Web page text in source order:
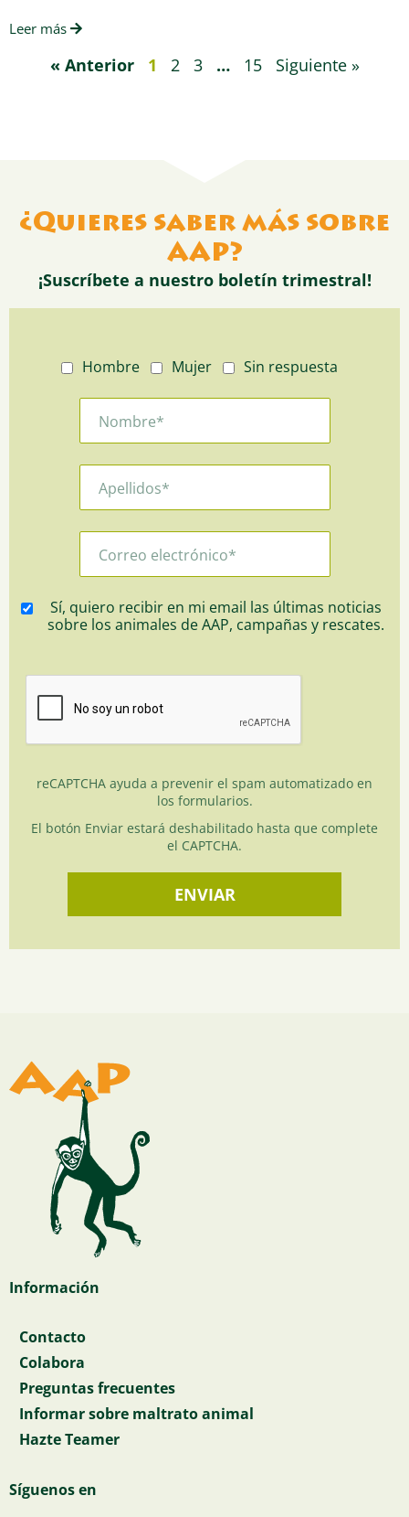
Leer más
« Anterior 1 2 3 … 15 Siguiente »
¿Quieres saber más sobre
AAP?
¡Suscríbete a nuestro boletín trimestral!
Hombre Mujer Sin respuesta
Sí, quiero recibir en mi email las últimas noticias
sobre los animales de AAP, campañas y rescates.
reCAPTCHA ayuda a prevenir el spam automatizado en
los formularios.
El botón Enviar estará deshabilitado hasta que complete
el CAPTCHA.
Información
Contacto
Colabora
Preguntas frecuentes
Informar sobre maltrato animal
Hazte Teamer
Síguenos en